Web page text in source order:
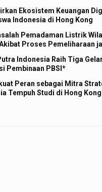
Ekosistem Keuangan
Indonesia di Hong Kong
Pemadaman Listrik
Proses Pemeliharaan
Indonesia Raih Tiga Gelar
Pembinaan PBSI*
Peran sebagai Mitra
Tempuh Studi di Hong Kong